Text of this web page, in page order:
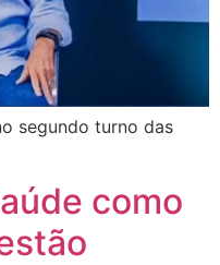
segundo turno das
como